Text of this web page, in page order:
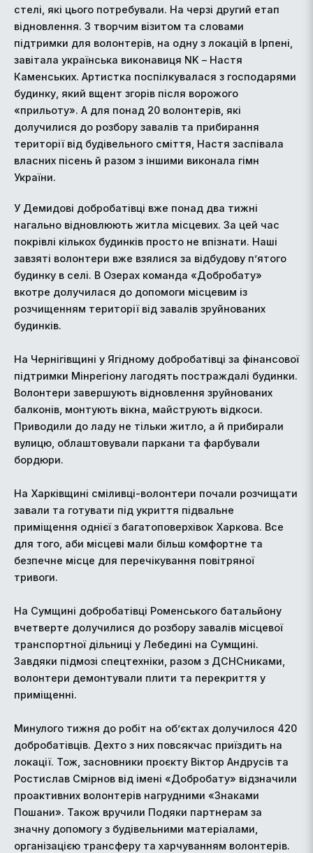
стелі, які цього потребували. На черзі другий етап
відновлення. З творчим візитом та словами
підтримки для волонтерів, на одну з локацій в Ірпені,
завітала українська виконавиця NK – Настя
Каменських. Артистка поспілкувалася з господарями
будинку, який вщент згорів після ворожого
«прильоту». А для понад 20 волонтерів, які
долучилися до розбору завалів та прибирання
території від будівельного сміття, Настя заспівала
власних пісень й разом з іншими виконала гімн
України.
У Демидові добробатівці вже понад два тижні
нагально відновлюють житла місцевих. За цей час
покрівлі кількох будинків просто не впізнати. Наші
завзяті волонтери вже взялися за відбудову п’ятого
будинку в селі. В Озерах команда «Добробату»
вкотре долучилася до допомоги місцевим із
розчищенням території від завалів зруйнованих
будинків.
На Чернігівщині у Ягідному добробатівці за фінансової
підтримки Мінрегіону лагодять постраждалі будинки.
Волонтери завершують відновлення зруйнованих
балконів, монтують вікна, майструють відкоси.
Приводили до ладу не тільки житло, а й прибирали
вулицю, облаштовували паркани та фарбували
бордюри.
На Харківщині сміливці-волонтери почали розчищати
завали та готувати під укриття підвальне
приміщення однієї з багатоповерхівок Харкова. Все
для того, аби місцеві мали більш комфортне та
безпечне місце для перечікування повітряної
тривоги.
На Сумщині добробатівці Роменського батальйону
вчетверте долучилися до розбору завалів місцевої
транспортної дільниці у Лебедині на Сумщині.
Завдяки підмозі спецтехніки, разом з ДСНСниками,
волонтери демонтували плити та перекриття у
приміщенні.
Минулого тижня до робіт на об’єктах долучилося 420
добробатівців. Дехто з них повсякчас приїздить на
локації. Тож, засновники проєкту Віктор Андрусів та
Ростислав Смірнов від імені «Добробату» відзначили
проактивних волонтерів нагрудними «Знаками
Пошани». Також вручили Подяки партнерам за
значну допомогу з будівельними матеріалами,
організацією трансферу та харчуванням волонтерів.